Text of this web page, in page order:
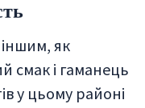
іншим, як
смак і гаманець
у цьому районі